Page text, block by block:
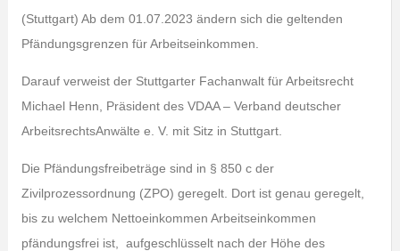
(Stuttgart) Ab dem 01.07.2023 ändern sich die geltenden
Pfändungsgrenzen für Arbeitseinkommen.
Darauf verweist der Stuttgarter Fachanwalt für Arbeitsrecht
Michael Henn, Präsident des VDAA – Verband deutscher
ArbeitsrechtsAnwälte e. V. mit Sitz in Stuttgart.
Die Pfändungsfreibeträge sind in § 850 c der
Zivilprozessordnung (ZPO) geregelt. Dort ist genau geregelt,
bis zu welchem Nettoeinkommen Arbeitseinkommen
pfändungsfrei ist, aufgeschlüsselt nach der Höhe des